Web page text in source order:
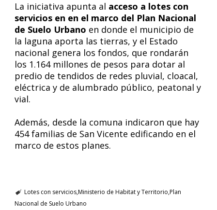
La iniciativa apunta al acceso a lotes con
servicios en en el marco del Plan Nacional
de Suelo Urbano en donde el municipio de
la laguna aporta las tierras, y el Estado
nacional genera los fondos, que rondarán
los 1.164 millones de pesos para dotar al
predio de tendidos de redes pluvial, cloacal,
eléctrica y de alumbrado público, peatonal y
vial.
Además, desde la comuna indicaron que hay
454 familias de San Vicente edificando en el
marco de estos planes.
Lotes con serviciosMinisterio de Habitat y Territorio Plan
Nacional de Suelo Urbano